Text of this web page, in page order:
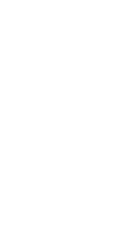
La
En aquesta
artesanes
formatgeria
(Peramola).
visita al
desaparegut,
raiers al Forn
visitar les
amb aromes